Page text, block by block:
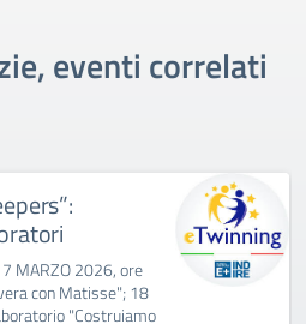
eventi correlati
MARZO 2026, ore
con Matisse"; 18
"Costruiamo